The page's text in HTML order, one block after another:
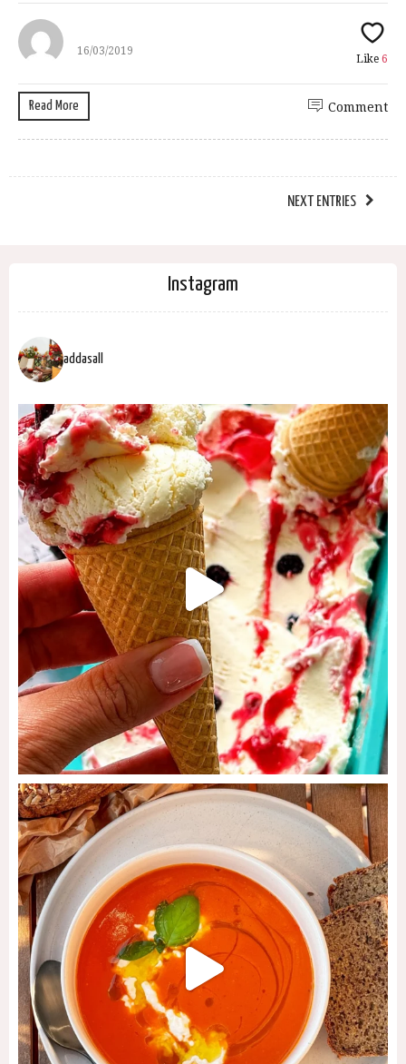
16/03/2019
Like 6
Read More Comment
NEXT ENTRIES
Instagram
addasall